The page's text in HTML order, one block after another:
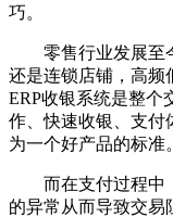
巧。
零售行业发展至今
还是连锁店铺，高频
ERP收银系统是整个
作、快速收银、支付
为一个好产品的标准。
而在支付过程中，
的异常从而导致交易